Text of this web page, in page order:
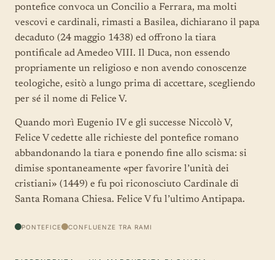
pontefice convoca un Concilio a Ferrara, ma molti
vescovi e cardinali, rimasti a Basilea, dichiarano il papa
decaduto (24 maggio 1438) ed offrono la tiara
pontificale ad Amedeo VIII. Il Duca, non essendo
propriamente un religioso e non avendo conoscenze
teologiche, esitò a lungo prima di accettare, scegliendo
per sé il nome di Felice V.
Quando morì Eugenio IV e gli successe Niccolò V,
Felice V cedette alle richieste del pontefice romano
abbandonando la tiara e ponendo fine allo scisma: si
dimise spontaneamente «per favorire l’unità dei
cristiani» (1449) e fu poi riconosciuto Cardinale di
Santa Romana Chiesa. Felice V fu l’ultimo Antipapa.
PONTEFICE CONFLUENZE TRA RAMI